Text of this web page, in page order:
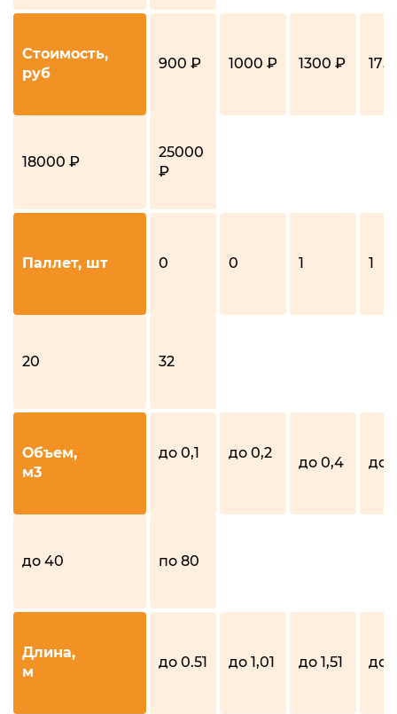
Стоимость,
руб
900 ₽ 1000 ₽ 1300 ₽
18000 ₽
25000
₽
Паллет, шт 0 0 1 1
20 32
Объем,
м3
до 0,1 до 0,2
до 0,4 до 1
до 40 по 80
Длина,
м
до 0.51 до 1,01 до 1,51 до